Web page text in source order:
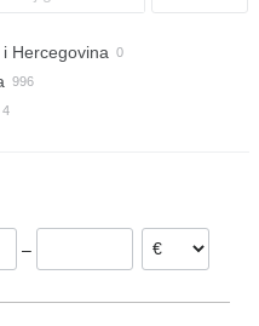
i Hercegovina
Estonija
Nizozemska
Poljska
–